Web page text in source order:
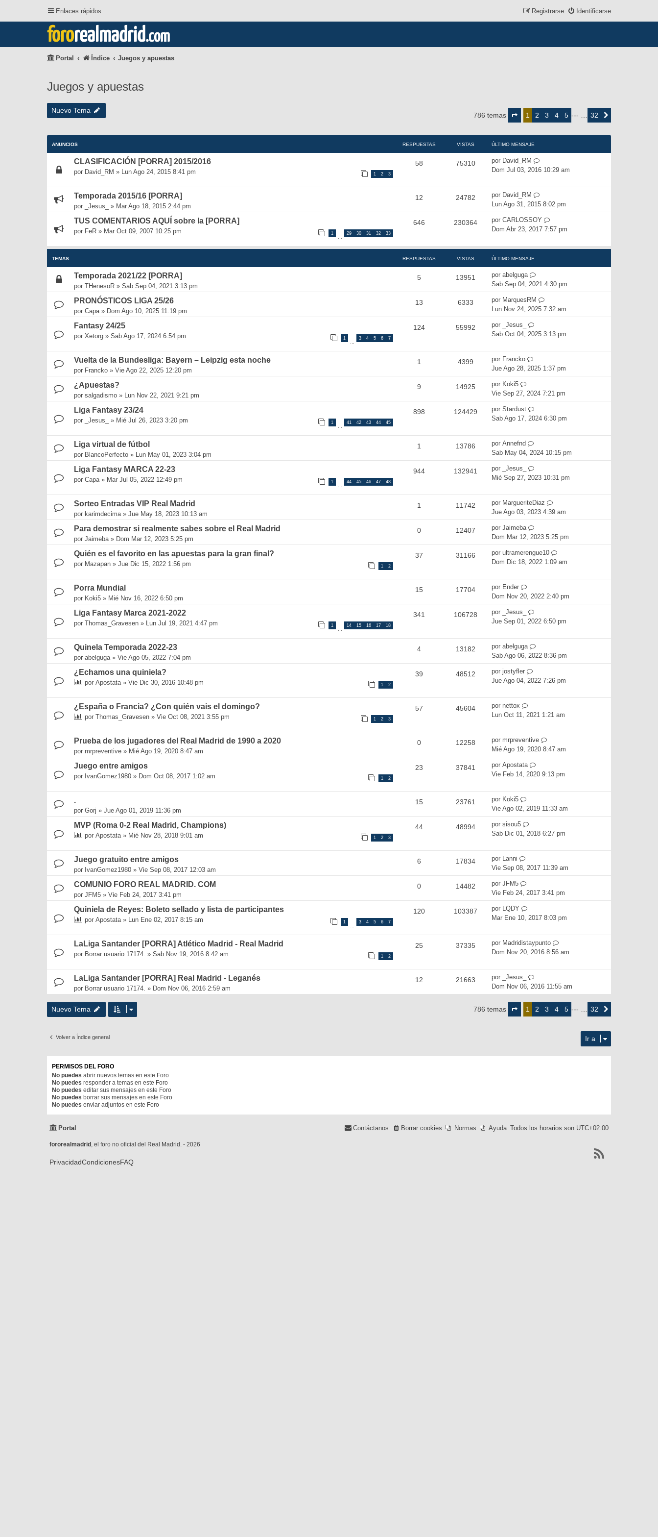
Enlaces rápidos Identificarse
Registrarse
fororealmadrid.com
Portal Índice Juegos y apuestas
Juegos y apuestas
Nuevo Tema
786 temas
de
1 2 3 4 5 --- … 32
Siguiente
ANUNCIOS RESPUESTAS VISTAS ÚLTIMO MENSAJE
CLASIFICACIÓN [PORRA] 2015/2016
por David_RM » Lun Ago 24, 2015 8:41 pm 1 2 3
58 75310 por David_RM
Dom Jul 03, 2016 10:29 am
Temporada 2015/16 [PORRA]
por _Jesus_ » Mar Ago 18, 2015 2:44 pm
12 24782 por David_RM
Lun Ago 31, 2015 8:02 pm
TUS COMENTARIOS AQUÍ sobre la [PORRA]
por FeR » Mar Oct 09, 2007 10:25 pm 1
…
29 30 31 32 33
646 230364 por CARLOSSOY
Dom Abr 23, 2017 7:57 pm
TEMAS RESPUESTAS VISTAS ÚLTIMO MENSAJE
Temporada 2021/22 [PORRA]
por THenesoR » Sab Sep 04, 2021 3:13 pm
5 13951 por abelguga
Sab Sep 04, 2021 4:30 pm
PRONÓSTICOS LIGA 25/26
por Capa» Dom Ago 10, 2025 11:19 pm
13 6333 por MarquesRM
Lun Nov 24, 2025 7:32 am
Fantasy 24/25
por Xetorg » Sab Ago 17, 2024 6:54 pm 1
…
3 4 5 6 7
124 55992 por
_Jesus_
Sab Oct 04, 2025 3:13 pm
Vuelta de la Bundesliga: Bayern – Leipzig esta noche
por Francko » Vie Ago 22, 2025 12:20 pm
1 4399 por Francko
Jue Ago 28, 2025 1:37 pm
¿Apuestas?
por salgadismo » Lun Nov 22, 2021 9:21 pm
9 14925 por Koki5
Vie Sep 27, 2024 7:21 pm
Liga Fantasy 23/24
por _Jesus_ » Mié Jul 26, 2023 3:20 pm 1
…
41 42 43 44 45
898 124429 por Stardust
Sab Ago 17, 2024 6:30 pm
Liga virtual de fútbol
por BlancoPerfecto » Lun May 01, 2023 3:04 pm
1 13786 por Annefnd
Sab May 04, 2024 10:15 pm
Liga Fantasy MARCA 22-23
por Capa» Mar Jul 05, 2022 12:49 pm 1
…
44 45 46 47 48
944 132941 por
_Jesus_
Mié Sep 27, 2023 10:31 pm
Sorteo Entradas VIP Real Madrid
por karimdecima» Jue May 18, 2023 10:13 am
1 11742 por MargueriteDiaz
Jue Ago 03, 2023 4:39 am
Para demostrar si realmente sabes sobre el Real Madrid
por Jaimeba» Dom Mar 12, 2023 5:25 pm
0 12407 por Jaimeba
Dom Mar 12, 2023 5:25 pm
Quién es el favorito en las apuestas para la gran final?
por Mazapan » Jue Dic 15, 2022 1:56 pm 1 2
37 31166 por ultramerengue10
Dom Dic 18, 2022 1:09 am
Porra Mundial
por Koki5 » Mié Nov 16, 2022 6:50 pm
15 17704 por Ender
Dom Nov 20, 2022 2:40 pm
Liga Fantasy Marca 2021-2022
por Thomas_Gravesen » Lun Jul 19, 2021 4:47 pm 1
…
14 15 16 17 18
341 106728 por
_Jesus_
Jue Sep 01, 2022 6:50 pm
Quinela Temporada 2022-23
por abelguga» Vie Ago 05, 2022 7:04 pm
4 13182 por abelguga
Sab Ago 06, 2022 8:36 pm
¿Echamos una quiniela?
por Apostata» Vie Dic 30, 2016 10:48 pm 1 2
39 48512 por jostyfler
Jue Ago 04, 2022 7:26 pm
¿España o Francia? ¿Con quién vais el domingo?
por Thomas_Gravesen » Vie Oct 08, 2021 3:55 pm 1 2 3
57 45604 por nettox
Lun Oct 11, 2021 1:21 am
Prueba de los jugadores del Real Madrid de 1990 a 2020
por mrpreventive » Mié Ago 19, 2020 8:47 am
0 12258 por mrpreventive
Mié Ago 19, 2020 8:47 am
Juego entre amigos
por IvanGomez1980 » Dom Oct 08, 2017 1:02 am 1 2
23 37841 por Apostata
Vie Feb 14, 2020 9:13 pm
.
por Gorj » Jue Ago 01, 2019 11:36 pm
15 23761 por Koki5
Vie Ago 02, 2019 11:33 am
MVP (Roma 0-2 Real Madrid, Champions)
por Apostata» Mié Nov 28, 2018 9:01 am 1 2 3
44 48994 por sisou5
Sab Dic 01, 2018 6:27 pm
Juego gratuito entre amigos
por IvanGomez1980 » Vie Sep 08, 2017 12:03 am
6 17834 por Lanni
Vie Sep 08, 2017 11:39 am
COMUNIO FORO REAL MADRID. COM
por JFM5 » Vie Feb 24, 2017 3:41 pm
0 14482 por JFM5
Vie Feb 24, 2017 3:41 pm
Quiniela de Reyes: Boleto sellado y lista de participantes
por Apostata» Lun Ene 02, 2017 8:15 am 1
…
3 4 5 6 7
120 103387 por LQDY
Mar Ene 10, 2017 8:03 pm
LaLiga Santander [PORRA] Atlético Madrid - Real Madrid
por Borrar usuario 17174. » Sab Nov 19, 2016 8:42 am 1 2
25 37335 por Madridistaypunto
Dom Nov 20, 2016 8:56 am
LaLiga Santander [PORRA] Real Madrid - Leganés
por Borrar usuario 17174. » Dom Nov 06, 2016 2:59 am
12 21663 por
_Jesus_
Dom Nov 06, 2016 11:55 am
Nuevo Tema 786 temas
de
1 2 3 4 5 --- … 32
Siguiente
Volver a Índice general Ir a
PERMISOS DEL FORO
No puedes abrir nuevos temas en este Foro
No puedes responder a temas en este Foro
No puedes editar sus mensajes en este Foro
No puedes borrar sus mensajes en este Foro
No puedes enviar adjuntos en este Foro
Portal Todos los horarios son UTC+02:00
Ayuda
Normas
Borrar cookies
Contáctanos
fororealmadrid , el foro no oficial del Real Madrid. - 2026
PrivacidadCondicionesFAQ